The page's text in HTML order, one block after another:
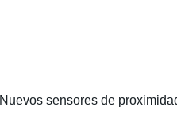
Nuevos sensores de